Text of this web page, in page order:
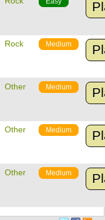
Rock Medium
Other Medium
Other Medium
Other Medium